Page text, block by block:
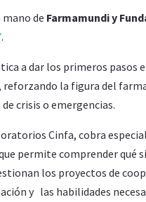
mano de Farmamundi y
.
a dar los primeros pasos
la figura del
crisis o emergencias.
Cinfa, cobra
permite comprender qué
los proyectos de
y las habilidades